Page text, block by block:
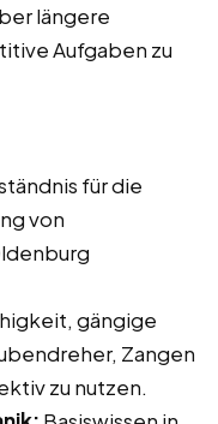
längere
Aufgaben zu
für die
von
gängige
Zangen
zu nutzen.